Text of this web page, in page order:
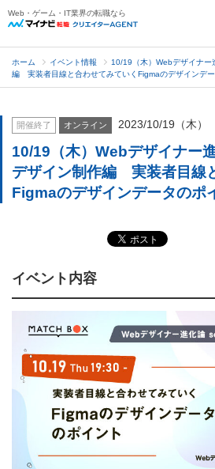
Web・ゲーム・IT業界の転職なら
ホーム イベント情報
10/19（木）Webデザイナ
編 実装者目線と合わせてみていくFigmaのデザインデー
開催終了 オンライン 2023/10/19（木）
10/19（木）Webデザイナー
デザイン制作編 実装者目線
Figmaのデザインデータのポ
イベント内容